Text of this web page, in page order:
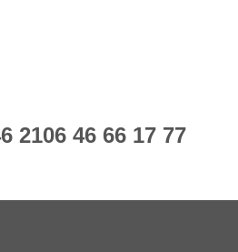
2106 46 66 17 77